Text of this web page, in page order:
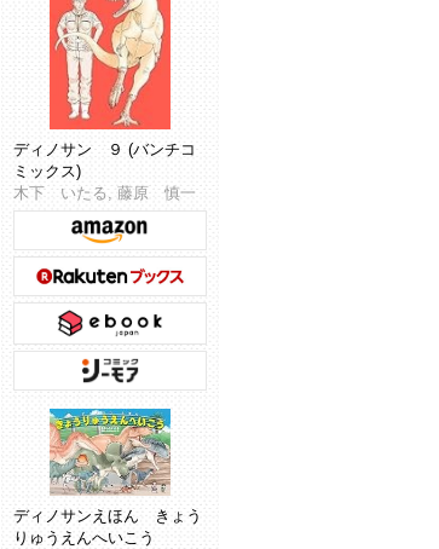
ディノサン ９ (バンチコ
ミックス)
木下 いたる, 藤原 慎一
ディノサンえほん きょう
りゅうえんへいこう